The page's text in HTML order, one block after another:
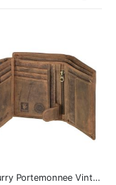
GreenBurry Portemonnee Vintage